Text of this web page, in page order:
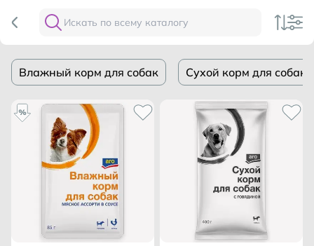
Влажный корм для собак Сухой корм для собак